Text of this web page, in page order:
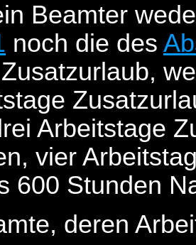
Beamter
noch die des
Arbeitstage
vier
600 Stunden
deren